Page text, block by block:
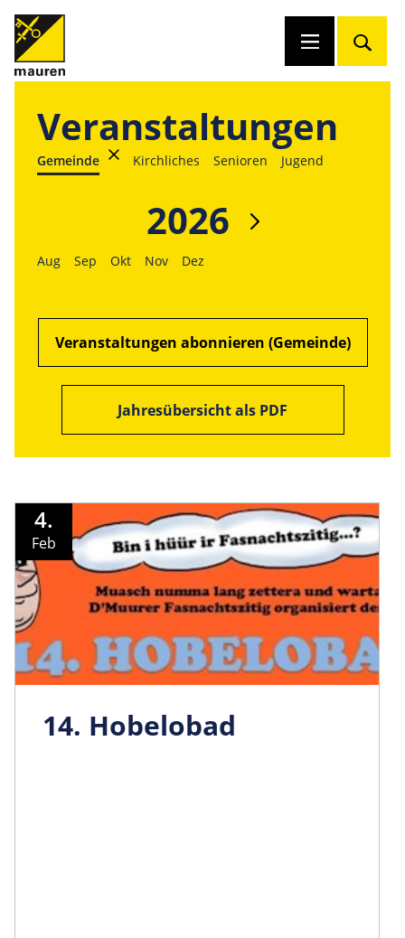
Veranstaltungen
Gemeinde Kirchliches Senioren Jugend
2026
Aug Sep Okt Nov Dez
Veranstaltungen abonnieren (Gemeinde)
Jahresübersicht als PDF
4.
Feb
14. Hobelobad